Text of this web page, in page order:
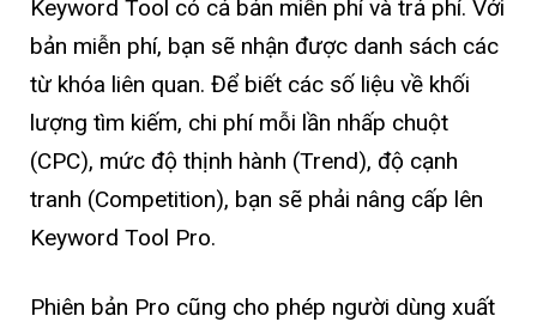
Keyword Tool có cả bản miễn phí và trả phí. Với
bản miễn phí, bạn sẽ nhận được danh sách các
từ khóa liên quan. Để biết các số liệu về khối
lượng tìm kiếm, chi phí mỗi lần nhấp chuột
(CPC), mức độ thịnh hành (Trend), độ cạnh
tranh (Competition), bạn sẽ phải nâng cấp lên
Keyword Tool Pro.
Phiên bản Pro cũng cho phép người dùng xuất